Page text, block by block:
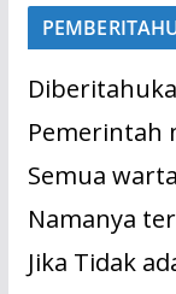
Pemerintah
Semua
Namanya
Jika Tidak